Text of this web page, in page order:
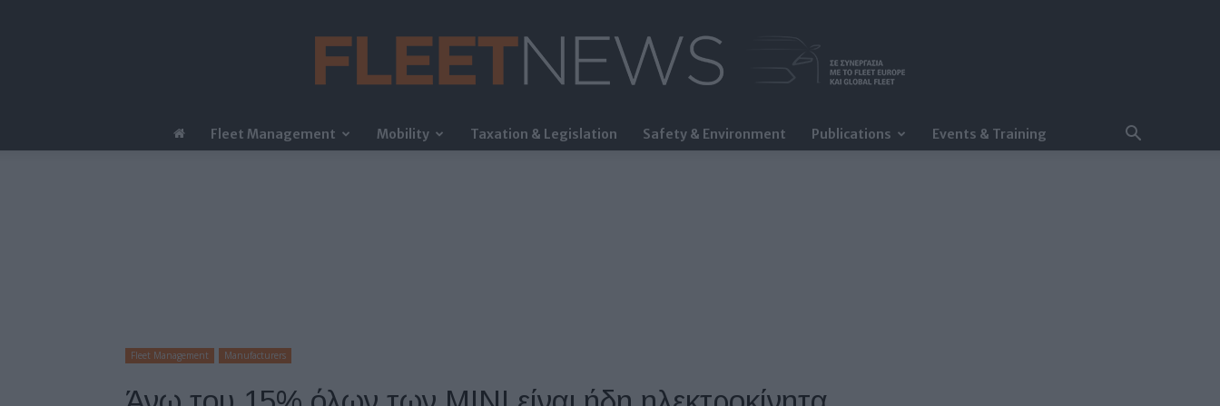
FleetNews
Fleet Management Mobility Taxation & Legislation Safety & Environment Publications Events & Training
Fleet Management Manufacturers